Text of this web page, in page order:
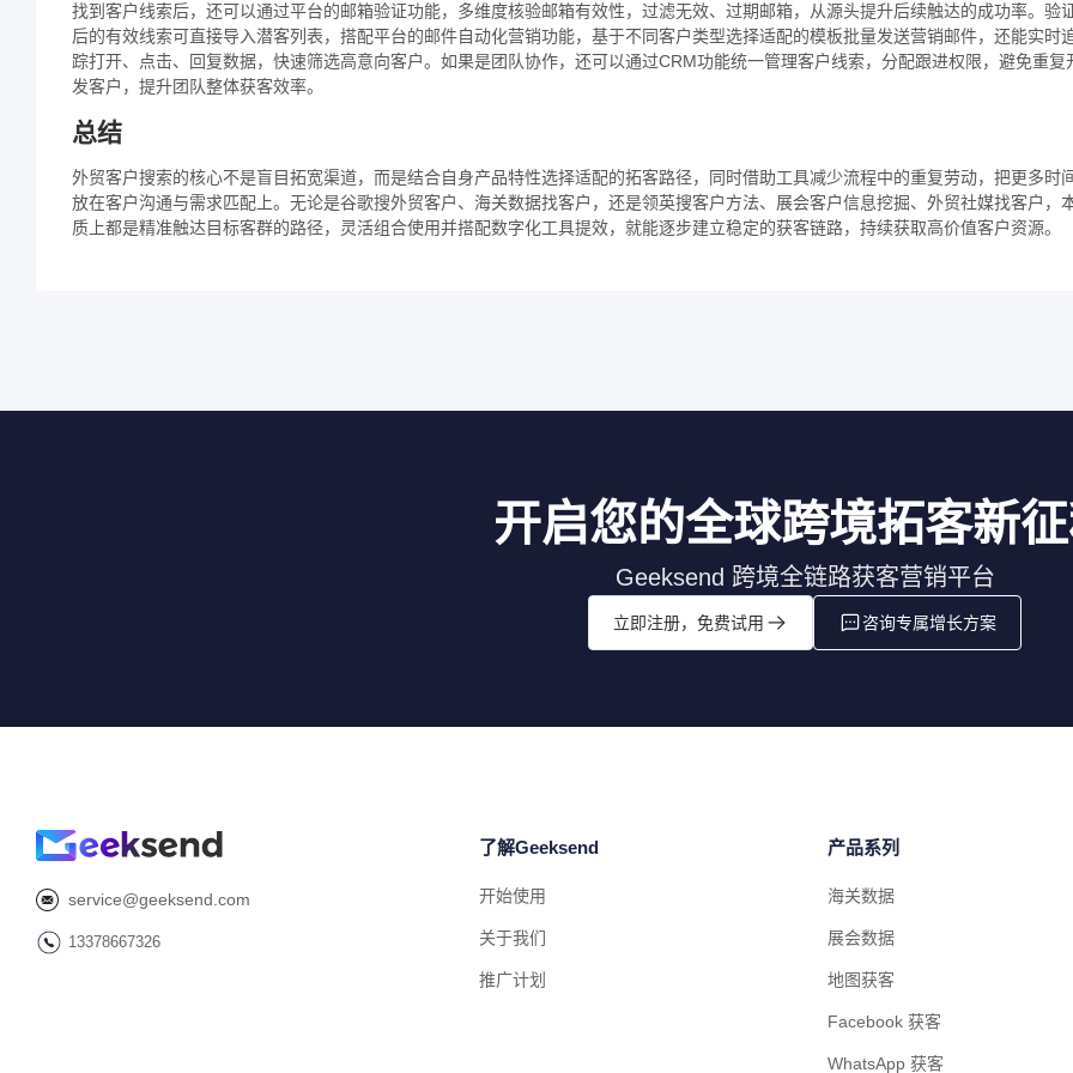
找到客户线索后，还可以通过平台的邮箱验证功能，多维度核验邮箱有效性，过滤无效、过期邮箱，从源头提升后续触达的成功率。验
后的有效线索可直接导入潜客列表，搭配平台的邮件自动化营销功能，基于不同客户类型选择适配的模板批量发送营销邮件，还能实时
踪打开、点击、回复数据，快速筛选高意向客户。如果是团队协作，还可以通过CRM功能统一管理客户线索，分配跟进权限，避免重复
发客户，提升团队整体获客效率。
总结
外贸客户搜索的核心不是盲目拓宽渠道，而是结合自身产品特性选择适配的拓客路径，同时借助工具减少流程中的重复劳动，把更多时
放在客户沟通与需求匹配上。无论是谷歌搜外贸客户、海关数据找客户，还是领英搜客户方法、展会客户信息挖掘、外贸社媒找客户，
质上都是精准触达目标客群的路径，灵活组合使用并搭配数字化工具提效，就能逐步建立稳定的获客链路，持续获取高价值客户资源。
开启您的全球跨境拓客新
Geeksend 跨境全链路获客营销平台
立即注册，免费试用 咨询专属增长方案
service@geeksend.com
13378667326
了解Geeksend
开始使用
关于我们
推广计划
产品系列
海关数据
展会数据
地图获客
Facebook 获客
WhatsApp 获客